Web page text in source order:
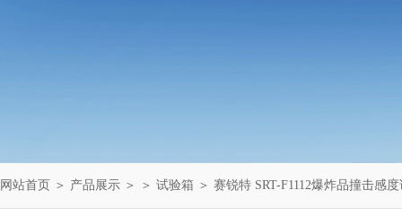
网站首页 ＞ 产品展示 ＞ ＞ 试验箱 ＞ 赛锐特 SRT-F1112爆炸品撞击感